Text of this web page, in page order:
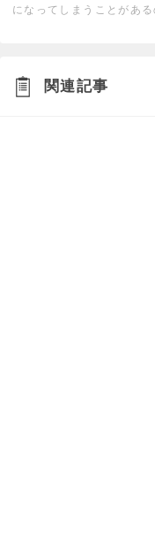
になってしまうことがあ
関連記事